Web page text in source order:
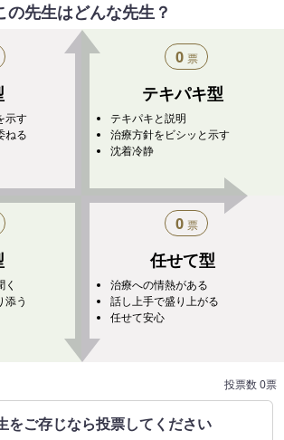
の先生はどんな先生？
示す
ねる
0 票
テキパキ型
テキパキと説明
治療方針をビシッと示す
沈着冷静
添う
0 票
任せて型
治療への情熱がある
話し上手で盛り上がる
任せて安心
投票数 0票
を​ご存じなら​投票してください